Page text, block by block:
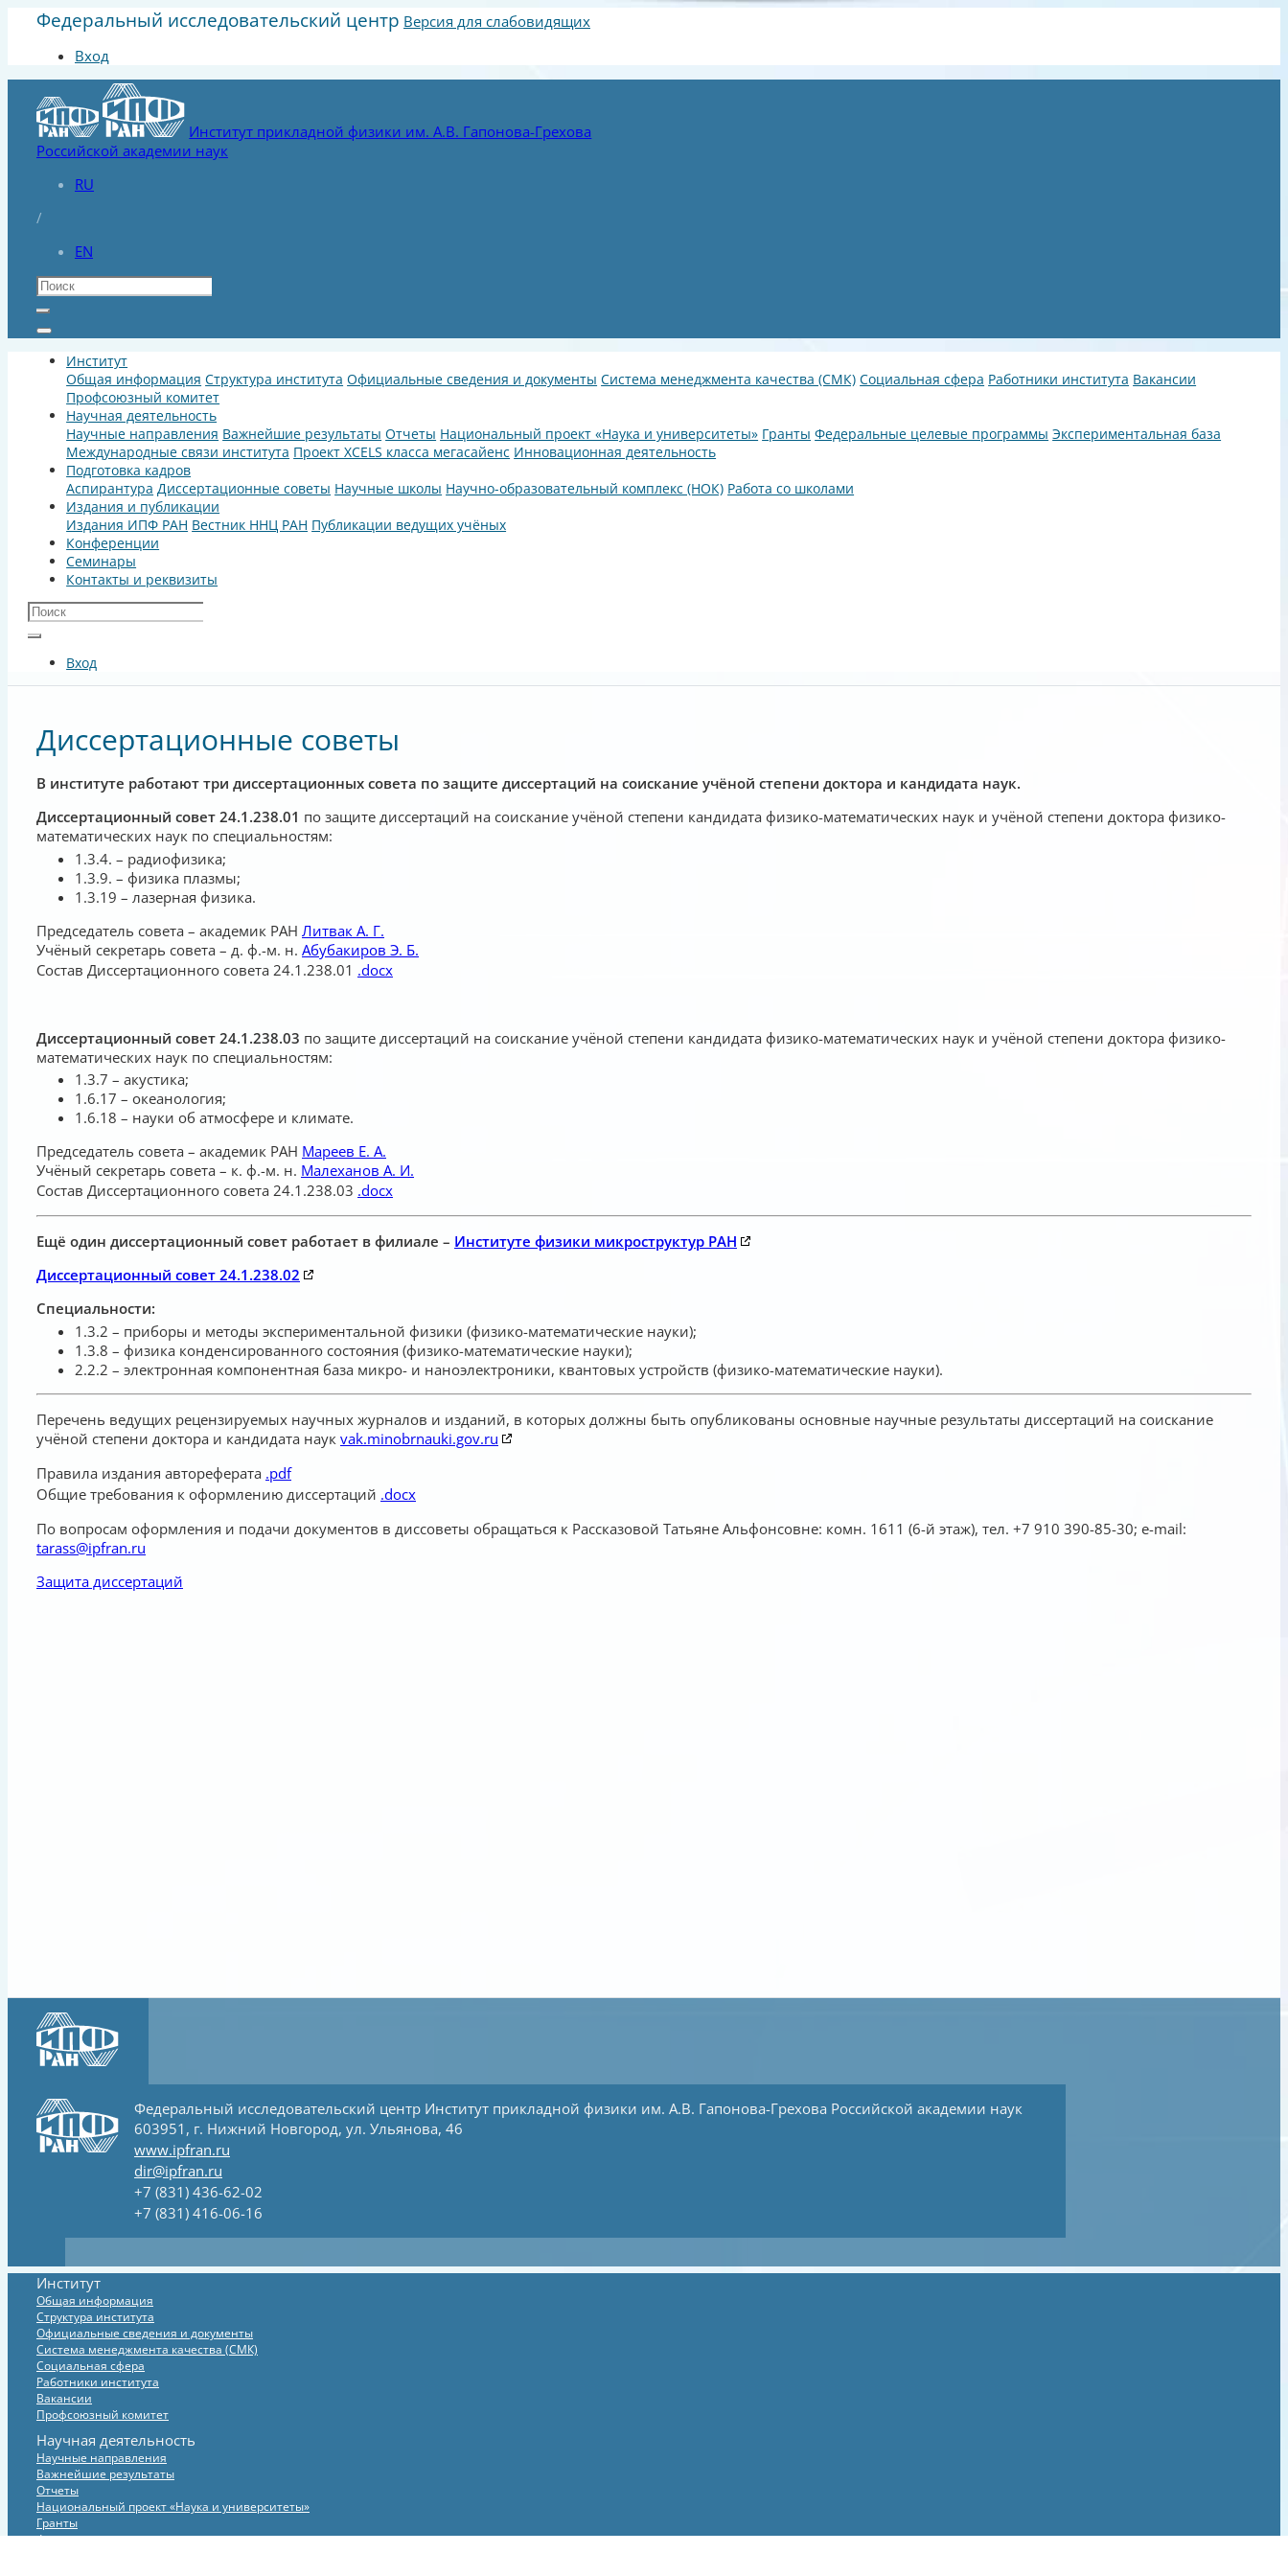
Федеральный исследовательский центр Версия для слабовидящих
Вход
Институт прикладной физики им. А.В. Гапонова-Грехова
Российской академии наук
RU
/
EN
Институт
Общая информация Структура института Официальные сведения и документы Система менеджмента качества (СМК) Социальная сфера Работники института Вакансии
Профсоюзный комитет
Научная деятельность
Научные направления Важнейшие результаты Отчеты Национальный проект «Наука и университеты» Гранты Федеральные целевые программы Экспериментальная база
Международные связи института Проект XCELS класса мегасайенс Инновационная деятельность
Подготовка кадров
Аспирантура Диссертационные советы Научные школы Научно-образовательный комплекс (НОК) Работа со школами
Издания и публикации
Издания ИПФ РАН Вестник ННЦ РАН Публикации ведущих учёных
Конференции
Семинары
Контакты и реквизиты
Вход
Диссертационные советы
В институте работают три диссертационных совета по защите диссертаций на соискание учёной степени доктора и кандидата наук.
Диссертационный совет 24.1.238.01 по защите диссертаций на соискание учёной степени кандидата физико-математических наук и учёной степени доктора физико-
математических наук по специальностям:
1.3.4. – радиофизика;
1.3.9. – физика плазмы;
1.3.19 – лазерная физика.
Председатель совета – академик РАН Литвак А. Г.
Учёный секретарь совета – д. ф.-м. н. Абубакиров Э. Б.
Состав Диссертационного совета 24.1.238.01 .docx
Диссертационный совет 24.1.238.03 по защите диссертаций на соискание учёной степени кандидата физико-математических наук и учёной степени доктора физико-
математических наук по специальностям:
1.3.7 – акустика;
1.6.17 – океанология;
1.6.18 – науки об атмосфере и климате.
Председатель совета – академик РАН Мареев Е. А.
Учёный секретарь совета – к. ф.-м. н. Малеханов А. И.
Состав Диссертационного совета 24.1.238.03 .docx
Ещё один диссертационный совет работает в филиале – Институте физики микроструктур РАН
Диссертационный совет 24.1.238.02
Специальности:
1.3.2 – приборы и методы экспериментальной физики (физико-математические науки);
1.3.8 – физика конденсированного состояния (физико-математические науки);
2.2.2 – электронная компонентная база микро- и наноэлектроники, квантовых устройств (физико-математические науки).
Перечень ведущих рецензируемых научных журналов и изданий, в которых должны быть опубликованы основные научные результаты диссертаций на соискание
учёной степени доктора и кандидата наук vak.minobrnauki.gov.ru
Правила издания автореферата .pdf
Общие требования к оформлению диссертаций .docx
По вопросам оформления и подачи документов в диссоветы обращаться к Рассказовой Татьяне Альфонсовне: комн. 1611 (6-й этаж), тел. +7 910 390-85-30; e-mail:
tarass@ipfran.ru
Защита диссертаций
Федеральный исследовательский центр Институт прикладной физики им. А.В. Гапонова-Грехова Российской академии наук
603951, г. Нижний Новгород, ул. Ульянова, 46
www.ipfran.ru
dir@ipfran.ru
+7 (831) 436-62-02
+7 (831) 416-06-16
Институт
Общая информация
Структура института
Официальные сведения и документы
Система менеджмента качества (СМК)
Социальная сфера
Работники института
Вакансии
Профсоюзный комитет
Научная деятельность
Научные направления
Важнейшие результаты
Отчеты
Национальный проект «Наука и университеты»
Гранты
Федеральные целевые программы